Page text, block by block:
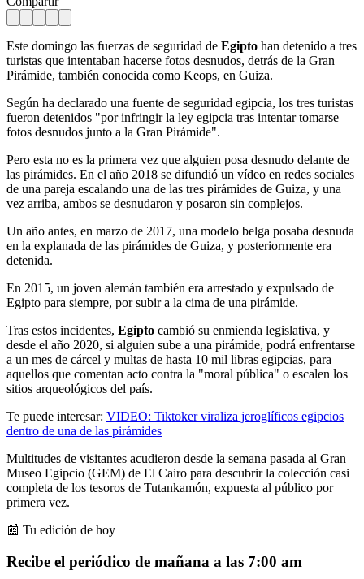
Este domingo las fuerzas de seguridad de Egipto han detenido a tres
turistas que intentaban hacerse fotos desnudos, detrás de la Gran
Pirámide, también conocida como Keops, en Guiza.
Según ha declarado una fuente de seguridad egipcia, los tres turistas
fueron detenidos "por infringir la ley egipcia tras intentar tomarse
fotos desnudos junto a la Gran Pirámide".
Pero esta no es la primera vez que alguien posa desnudo delante de
las pirámides. En el año 2018 se difundió un vídeo en redes sociales
de una pareja escalando una de las tres pirámides de Guiza, y una
vez arriba, ambos se desnudaron y posaron sin complejos.
Un año antes, en marzo de 2017, una modelo belga posaba desnuda
en la explanada de las pirámides de Guiza, y posteriormente era
detenida.
En 2015, un joven alemán también era arrestado y expulsado de
Egipto para siempre, por subir a la cima de una pirámide.
Tras estos incidentes, Egipto cambió su enmienda legislativa, y
desde el año 2020, si alguien sube a una pirámide, podrá enfrentarse
a un mes de cárcel y multas de hasta 10 mil libras egipcias, para
aquellos que comentan acto contra la "moral pública" o escalen los
sitios arqueológicos del país.
Te puede interesar: VIDEO: Tiktoker viraliza jeroglíficos egipcios
dentro de una de las pirámides
Multitudes de visitantes acudieron desde la semana pasada al Gran
Museo Egipcio (GEM) de El Cairo para descubrir la colección casi
completa de los tesoros de Tutankamón, expuesta al público por
primera vez.
📰 Tu edición de hoy
Recibe el periódico de mañana a las 7:00 am